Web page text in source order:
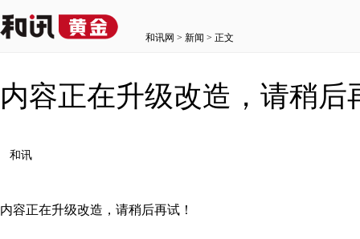
和讯网 > 新闻 > 正文
内容正在升级改造，请稍后
和讯
内容正在升级改造，请稍后再试！